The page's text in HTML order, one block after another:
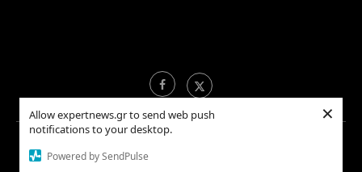
Allow expertnews.gr to send web push
notifications to your desktop.
Powered by SendPulse
×